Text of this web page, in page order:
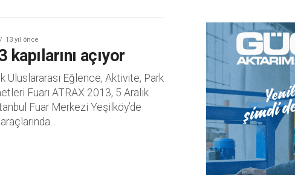
13 yıl önce
açıyor
Uluslararası Eğlence, Aktivite, Park
Fuarı ATRAX 2013, 5 Aralık
Fuar Merkezi Yeşilköy’de